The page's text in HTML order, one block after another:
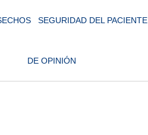
SEGURIDAD DEL PACIENTE
DE OPINIÓN